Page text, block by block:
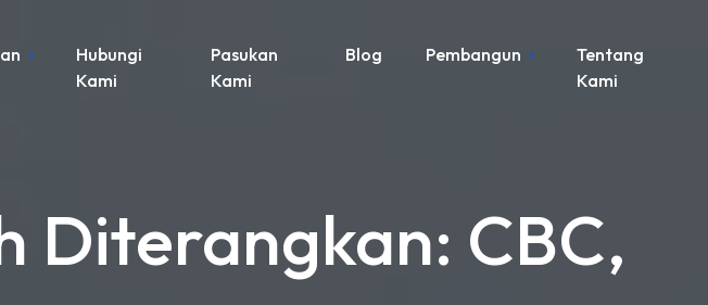
Hubungi
Kami
Pasukan
Kami
Blog Pembangun
Tentang
Kami
Diterangkan: CBC,